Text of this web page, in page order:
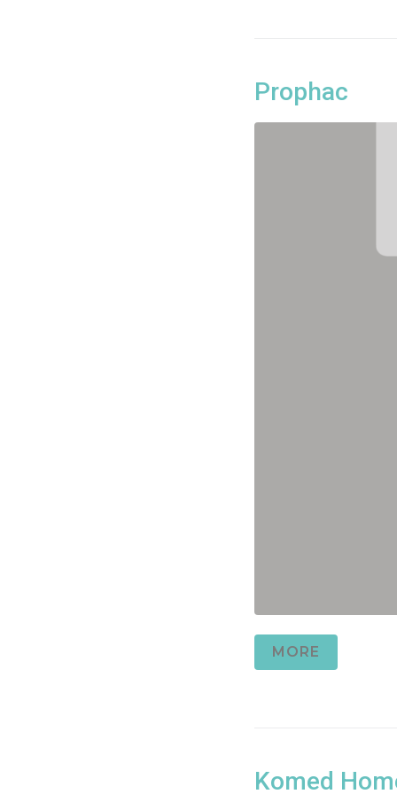
Prophac
MORE
Komed